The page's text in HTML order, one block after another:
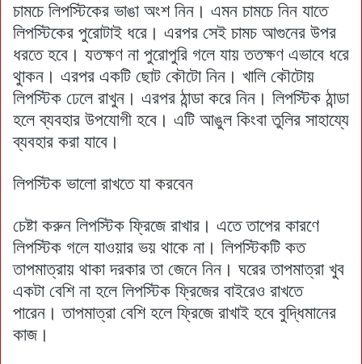
চামচে লিপস্টিকের ভাঙা অংশ নিন। এমন চামচে নিন যাতে
লিপস্টিকের পুরোটাই ধরে। এরপর সেই চামচ আগুনের উপর
ধরতে হবে। যতক্ষণ না পুরোপুরি গলে যায় ততক্ষণ এভাবে ধরে
থাুকন। এরপর একটি ছোট কৌটো নিন। খালি কৌটোয়
লিপস্টিক ঢেলে রাখুন। এরপর ঠান্ডা করে নিন। লিপস্টিক ঠান্ডা
হলে ব্যবহার উপযোগী হবে। এটি আঙুল কিংবা তুলির সাহায্যে
ব্যবহার করা যাবে।
লিপস্টিক ভালো রাখতে যা করবেন
চেষ্টা করুন লিপস্টিক ফ্রিজে রাখার। এতে তাপের কারণে
লিপস্টিক গলে যাওয়ার ভয় থাকে না। লিপস্টিকটি কত
তাপমাত্রায় থাকা দরকার তা জেনে নিন। ঘরের তাপমাত্রা খুব
একটা বেশি না হলে লিপস্টিক ফ্রিজের বাইরেও রাখতে
পারেন। তাপমাত্রা বেশি হলে ফ্রিজে রাখাই হবে বুদ্ধিমানের
কাজ।